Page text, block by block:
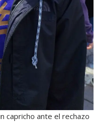
capricho ante el rechazo